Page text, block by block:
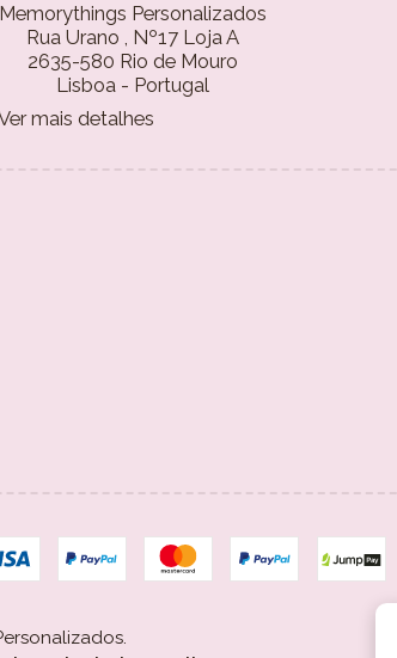
Memorythings Personalizados
Rua Urano , Nº17 Loja A
2635-580 Rio de Mouro
Lisboa - Portugal
mais detalhes